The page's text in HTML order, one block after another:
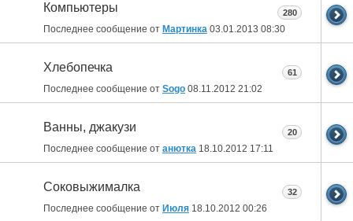
Компьютеры
Последнее сообщение от Мартинка 03.01.2013 08:30
280
Хлебопечка
Последнее сообщение от Sogo 08.11.2012 21:02
61
Ванны, джакузи
Последнее сообщение от анютка 18.10.2012 17:11
20
Соковыжималка
Последнее сообщение от Июля 18.10.2012 00:26
32